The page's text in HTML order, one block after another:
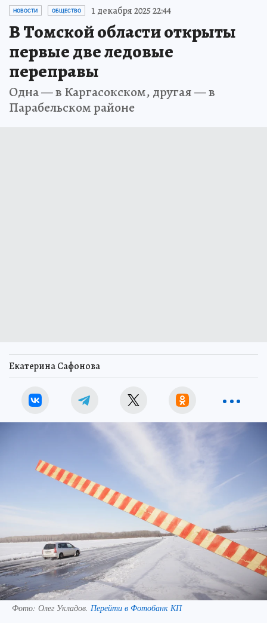
НОВОСТИ ОБЩЕСТВО 1 декабря 2025 22:44
В Томской области открыты
первые две ледовые
переправы
Одна — в Каргасокском, другая — в
Парабельском районе
Екатерина Сафонова
Фото: Олег Укладов. Перейти в Фотобанк КП